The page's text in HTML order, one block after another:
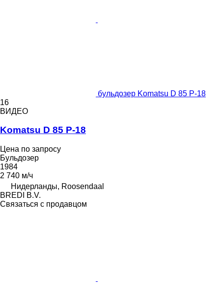
бульдозер Komatsu D 85 P-18
16
ВИДЕО
Komatsu D 85 P-18
Цена по запросу
Бульдозер
1984
2 740 м/ч
Нидерланды, Roosendaal
BREDI B.V.
Связаться с продавцом